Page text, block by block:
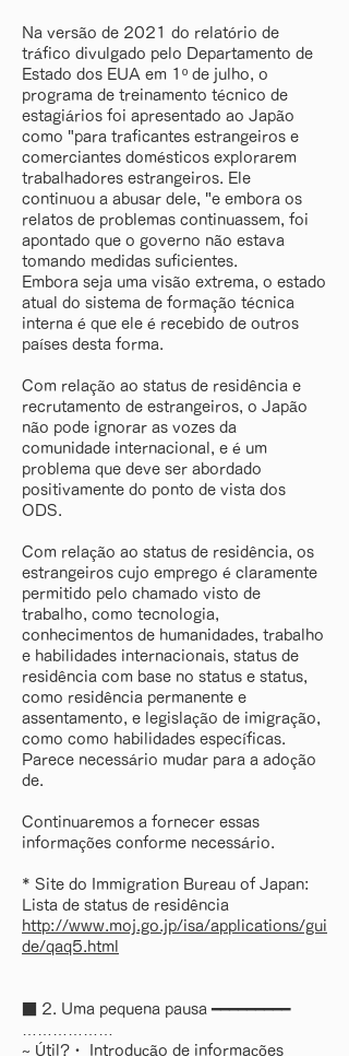
Na versão de 2021 do relatório de
tráfico divulgado pelo Departamento de
Estado dos EUA em 1º de julho, o
programa de treinamento técnico de
estagiários foi apresentado ao Japão
como "para traficantes estrangeiros e
comerciantes domésticos explorarem
trabalhadores estrangeiros. Ele
continuou a abusar dele, "e embora os
relatos de problemas continuassem, foi
apontado que o governo não estava
tomando medidas suficientes.
Embora seja uma visão extrema, o estado
atual do sistema de formação técnica
interna é que ele é recebido de outros
países desta forma.
Com relação ao status de residência e
recrutamento de estrangeiros, o Japão
não pode ignorar as vozes da
comunidade internacional, e é um
problema que deve ser abordado
positivamente do ponto de vista dos
ODS.
Com relação ao status de residência, os
estrangeiros cujo emprego é claramente
permitido pelo chamado visto de
trabalho, como tecnologia,
conhecimentos de humanidades, trabalho
e habilidades internacionais, status de
residência com base no status e status,
como residência permanente e
assentamento, e legislação de imigração,
como como habilidades específicas.
Parece necessário mudar para a adoção
de.
Continuaremos a fornecer essas
informações conforme necessário.
* Site do Immigration Bureau of Japan:
Lista de status de residência
http://www.moj.go.jp/isa/applications/gui
de/qaq5.html
■ 2. Uma pequena pausa ━━━━━━━━━
~ Útil?・ Introdução de informações